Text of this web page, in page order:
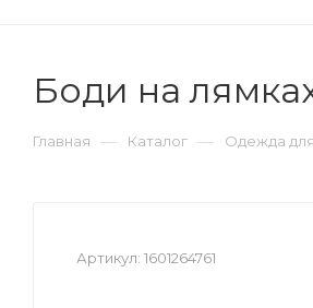
Боди на
Главная — Каталог — Одежда
Артикул: 1601264761